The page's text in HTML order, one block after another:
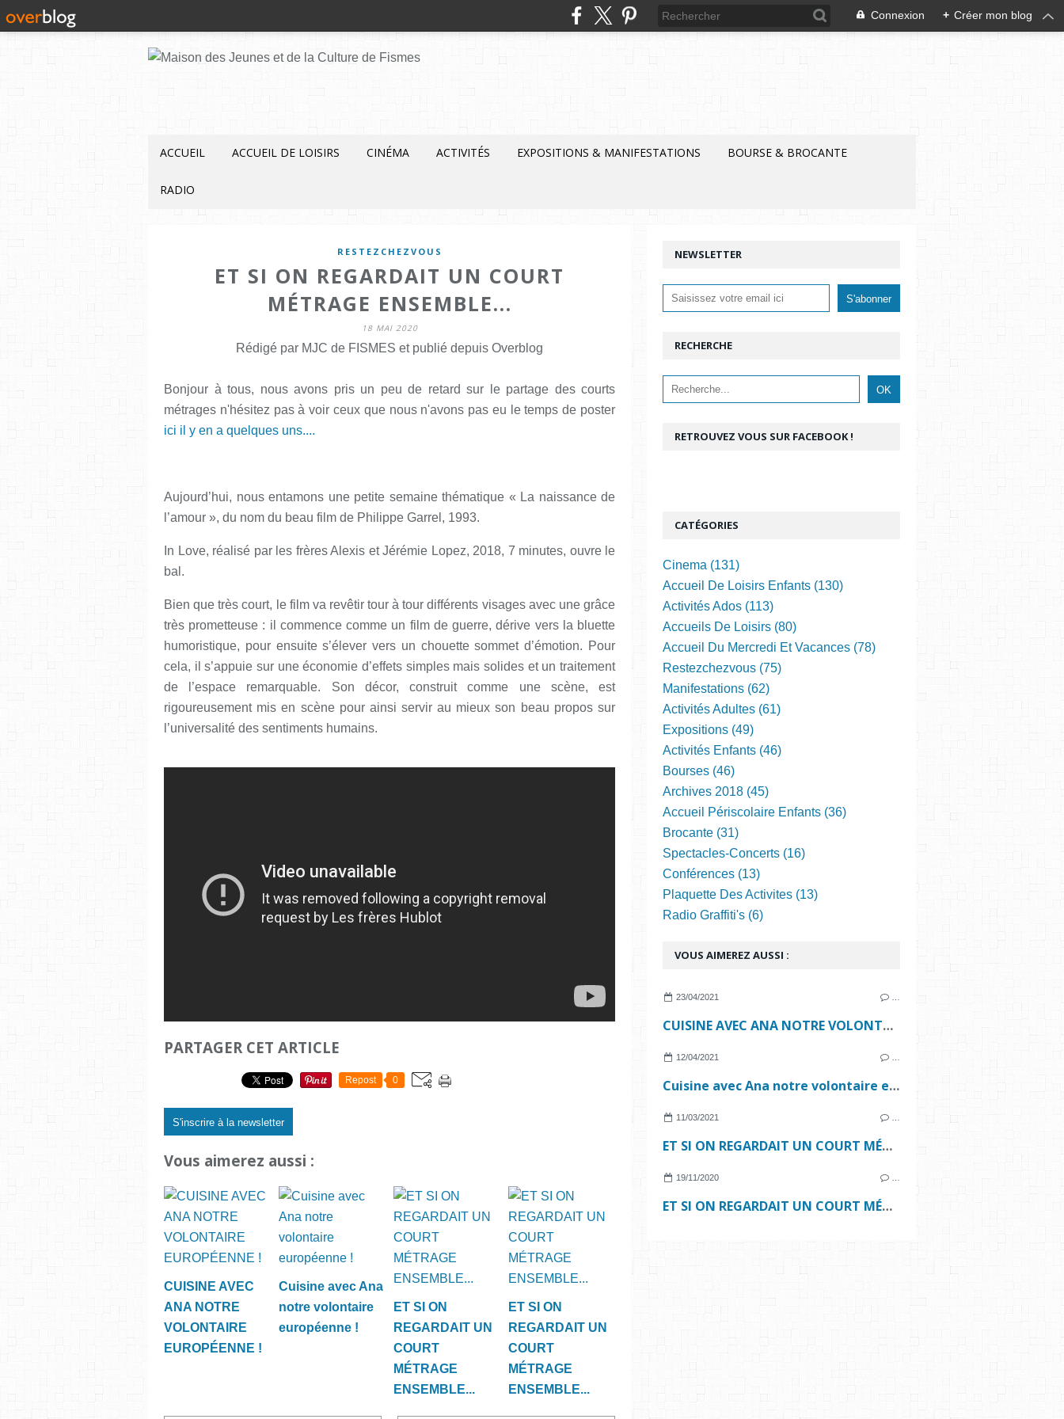
Connexion + Créer mon blog
ACCUEIL ACCUEIL DE LOISIRS CINÉMA ACTIVITÉS EXPOSITIONS & MANIFESTATIONS BOURSE & BROCANTE
RADIO
RESTEZCHEZVOUS
ET SI ON REGARDAIT UN COURT
MÉTRAGE ENSEMBLE...
18 MAI 2020
Rédigé par MJC de FISMES et publié depuis Overblog
Bonjour à tous, nous avons pris un peu de retard sur le partage des courts
métrages n'hésitez pas à voir ceux que nous n'avons pas eu le temps de poster
ici il y en a quelques uns....
Aujourd’hui, nous entamons une petite semaine thématique « La naissance de
l’amour », du nom du beau film de Philippe Garrel, 1993.
In Love, réalisé par les frères Alexis et Jérémie Lopez, 2018, 7 minutes, ouvre le
bal.
Bien que très court, le film va revêtir tour à tour différents visages avec une grâce
très prometteuse : il commence comme un film de guerre, dérive vers la bluette
humoristique, pour ensuite s’élever vers un chouette sommet d’émotion. Pour
cela, il s’appuie sur une économie d’effets simples mais solides et un traitement
de l’espace remarquable. Son décor, construit comme une scène, est
rigoureusement mis en scène pour ainsi servir au mieux son beau propos sur
l’universalité des sentiments humains.
PARTAGER CET ARTICLE
Repost 0
S'inscrire à la newsletter
Vous aimerez aussi :
CUISINE AVEC
ANA NOTRE
VOLONTAIRE
EUROPÉENNE !
Cuisine avec Ana
notre volontaire
européenne !
ET SI ON
REGARDAIT UN
COURT
MÉTRAGE
ENSEMBLE...
ET SI ON
REGARDAIT UN
COURT
MÉTRAGE
ENSEMBLE...
NEWSLETTER
RECHERCHE
VOUS AIMEREZ AUSSI :
23/04/2021
CUISINE AVEC ANA NOTRE VOLONTAIRE EUROPÉENNE !
12/04/2021
Cuisine avec Ana notre volontaire européenne !
11/03/2021
ET SI ON REGARDAIT UN COURT MÉTRAGE ENSEMBLE...
19/11/2020
ET SI ON REGARDAIT UN COURT MÉTRAGE ENSEMBLE...
CATÉGORIES
Cinema (131)
Accueil De Loisirs Enfants (130)
Activités Ados (113)
Accueils De Loisirs (80)
Accueil Du Mercredi Et Vacances (78)
Restezchezvous (75)
Manifestations (62)
Activités Adultes (61)
Expositions (49)
Activités Enfants (46)
Bourses (46)
Archives 2018 (45)
Accueil Périscolaire Enfants (36)
Brocante (31)
Spectacles-Concerts (16)
Conférences (13)
Plaquette Des Activites (13)
Radio Graffiti's (6)
RETROUVEZ VOUS SUR FACEBOOK !